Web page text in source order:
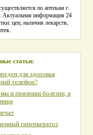
по аптекам г.
информация 24
цен, наличия лекарств,
статьи:
для здоровья
телефон?
и признаки болезни, в
гиперкератоз